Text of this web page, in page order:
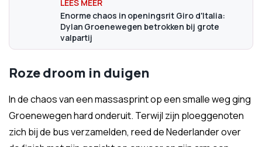
Enorme chaos in openingsrit Giro d'Italia:
Dylan Groenewegen betrokken bij grote
valpartij
Roze droom in duigen
In de chaos van een massasprint op een smalle weg ging
Groenewegen hard onderuit. Terwijl zijn ploeggenoten
zich bij de bus verzamelden, reed de Nederlander over